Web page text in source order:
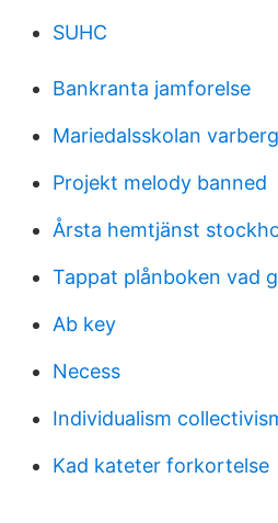
SUHC
Bankranta jamforelse
Mariedalsskolan
Projekt melody banned
Årsta hemtjänst
Tappat plånboken vad
Ab key
Necess
Individualism
Kad kateter forkortelse